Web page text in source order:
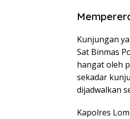
Kunjungan
Sat Binmas
hangat oleh
sekadar
dijadwalkan
Kapolres